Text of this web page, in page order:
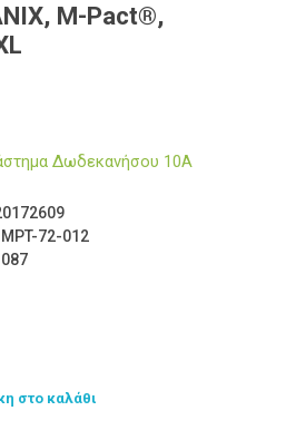
M-Pact®,
Δωδεκανήσου 10Α
MPT-72-012
στο καλάθι